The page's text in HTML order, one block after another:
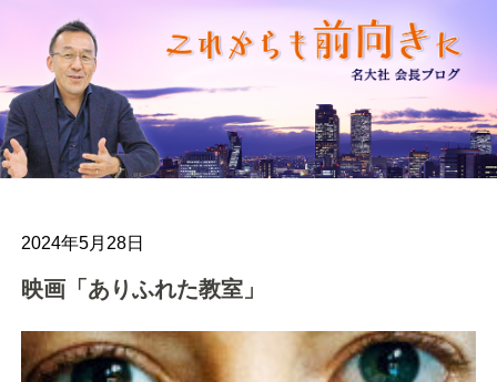
2024年5月28日
映画「ありふれた教室」